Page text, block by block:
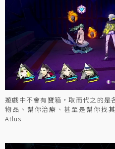
遊戲中不會有寶箱，取而代之的
物品、幫你治療、甚至是幫你找
Atlus